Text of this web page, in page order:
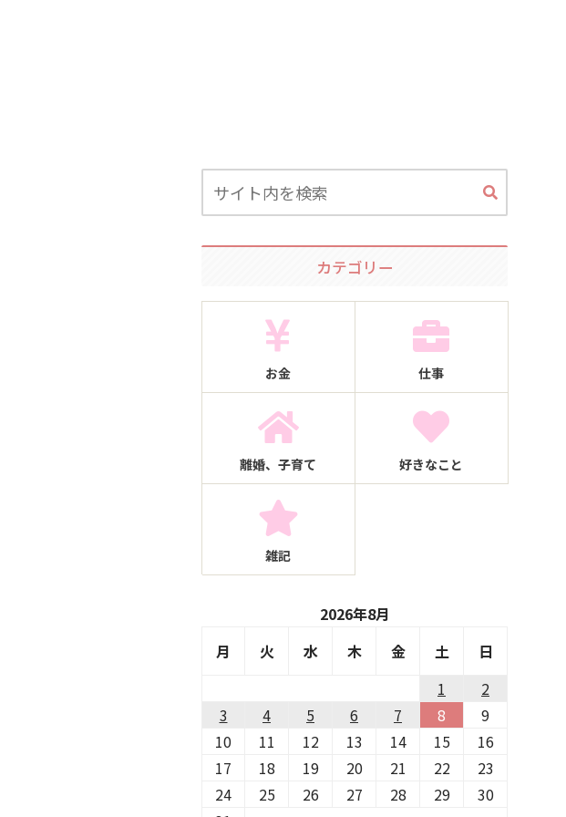
カテゴリー
お金 仕事
離婚、子育て 好きなこと
雑記
2026年8月
月
火 水 木 金 土
日
1
2
3
4 5 6 7 8
9
10
11 12 13 14 15
16
17
18 19 20 21 22
23
24
25 26 27 28 29
30